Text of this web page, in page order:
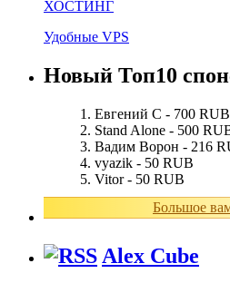
ХОСТИНГ
Удобные VPS
Новый Топ10
Евгений С - 700 RUB
Stand Alone - 500
Вадим Ворон - 216
vyazik - 50 RUB
Vitor - 50 RUB
Большое
Alex Cube